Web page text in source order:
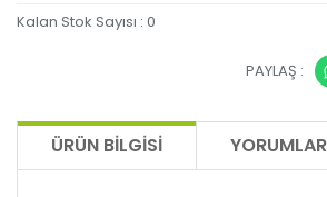
Kalan Stok Sayısı : 0
PAYLAŞ :
ÜRÜN BILGISI YORUMLAR